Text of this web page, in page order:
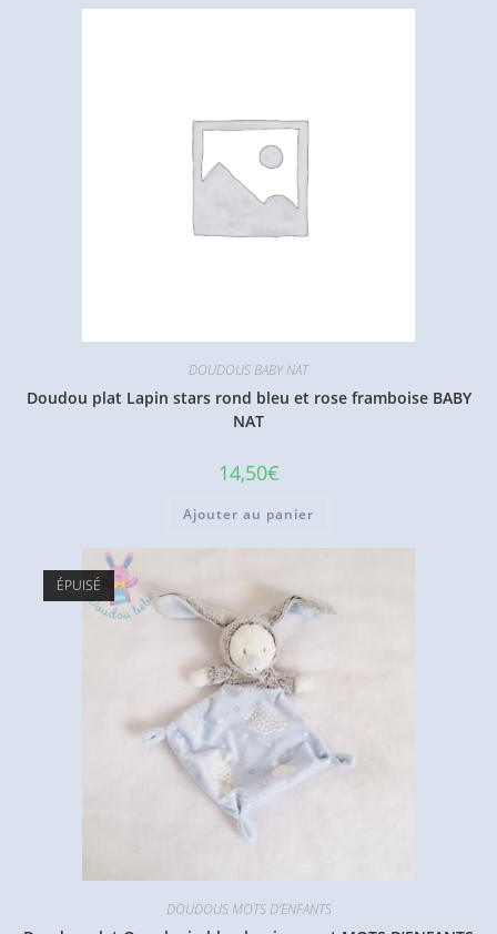
DOUDOUS BABY NAT
Doudou plat Lapin stars rond bleu et rose framboise BABY
NAT
14,50€
Ajouter au panier
ÉPUISÉ
DOUDOUS MOTS D'ENFANTS